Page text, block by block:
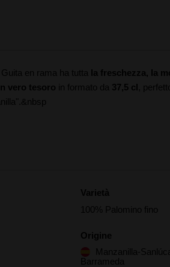
en rama ha tutta la freschezza, la
vero tesoro in formato da 37,5 cl ,
Varietà
100% Palomino fino
Origine
Manzanilla-
Barrameda